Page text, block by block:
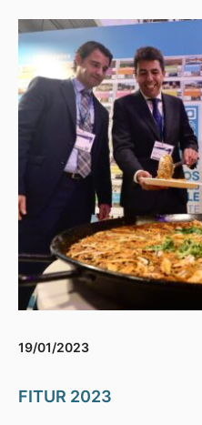
19/01/2023
FITUR 2023